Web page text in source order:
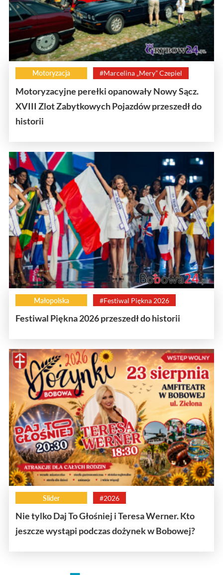
Motoryzacja #Marcelina „Mery” Czepiel
Motoryzacyjne perełki opanowały Nowy Sącz.
XVIII Zlot Zabytkowych Pojazdów przeszedł do
historii
Małopolska #Festiwal Piękna 2026
Festiwal Piękna 2026 przeszedł do historii
Slider #2026
Nie tylko Daj To Głośniej i Teresa Werner. Kto
jeszcze wystąpi podczas dożynek w Bobowej?